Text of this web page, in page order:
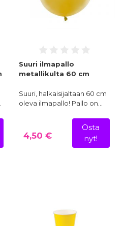
Suuri ilmapallo
metallikulta 60 cm
Suuri, halkaisijaltaan 60 cm
oleva ilmapallo! Pallo on…
4,50 €
Osta
nyt!